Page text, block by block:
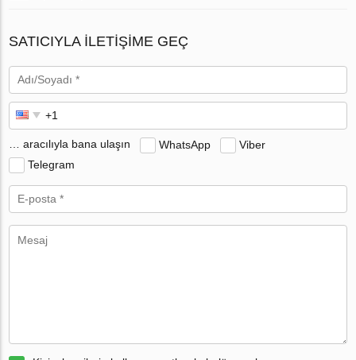
SATICIYLA ILETIŞIME GEÇ
… aracılıyla bana ulaşın WhatsApp
Viber
Telegram